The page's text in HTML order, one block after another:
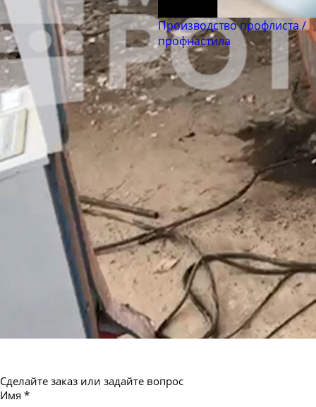
Труба бесшовная 426
Труба бесшовная 450
Труба бесшовная 480
Труба бесшовная 530
Труба бесшовная 550
Производство профлиста /
профнастила
Сделайте заказ или задайте вопрос
Имя *